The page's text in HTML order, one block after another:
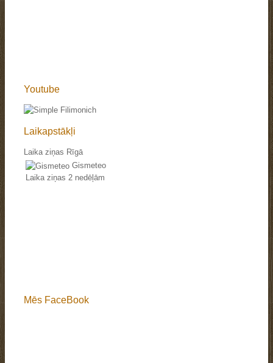
Youtube
Laikapstākļi
Laika ziņas Rīgā
Gismeteo
Laika ziņas 2 nedēļām
Mēs FaceBook